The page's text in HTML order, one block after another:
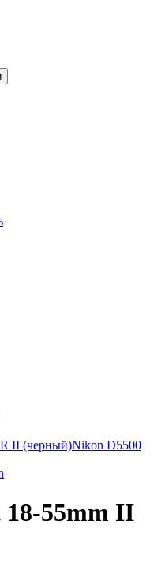
II (черный)Nikon D5500
55mm II